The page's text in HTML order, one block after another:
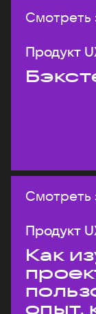
Смотреть
Продукт
Смотреть
Продукт
Как
опыт,